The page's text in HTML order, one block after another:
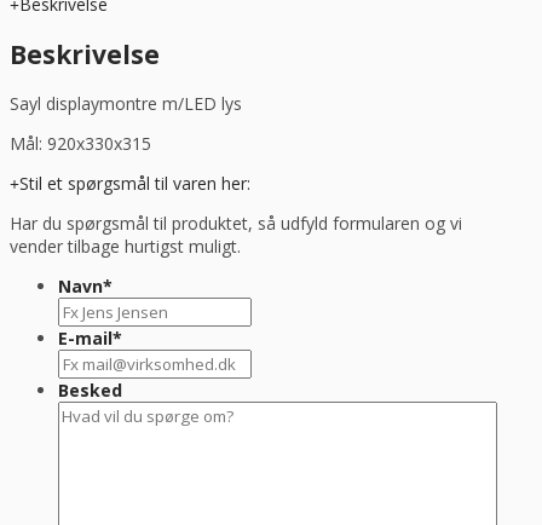
m/LED
lys
og
920X330X315
antal
Beskrivelse
Sayl displaymontre m/LED lys
Mål: 920x330x315
Stil et spørgsmål til varen her:
Har du spørgsmål til produktet, så udfyld formularen og vi
vender tilbage hurtigst muligt.
Navn*
E-mail*
Besked